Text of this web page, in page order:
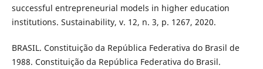
successful entrepreneurial models in higher education
institutions. Sustainability, v. 12, n. 3, p. 1267, 2020.
BRASIL. Constituição da República Federativa do Brasil de
1988. Constituição da República Federativa do Brasil.